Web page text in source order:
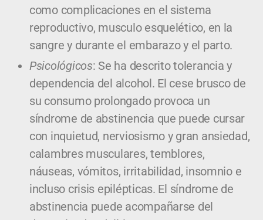
como complicaciones en el sistema
reproductivo, musculo esquelético, en la
sangre y durante el embarazo y el parto.
Psicológicos: Se ha descrito tolerancia y
dependencia del alcohol. El cese brusco de
su consumo prolongado provoca un
síndrome de abstinencia que puede cursar
con inquietud, nerviosismo y gran ansiedad,
calambres musculares, temblores,
náuseas, vómitos, irritabilidad, insomnio e
incluso crisis epilépticas. El síndrome de
abstinencia puede acompañarse del